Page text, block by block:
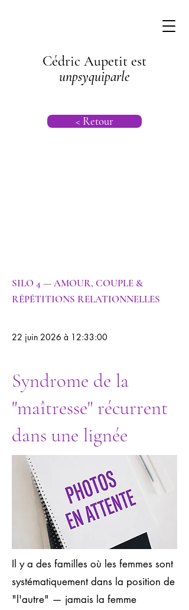
Cédric Aupetit est
unpsyquiparle
< Retour
SILO 4 — AMOUR, COUPLE &
RÉPÉTITIONS RELATIONNELLES
22 juin 2026 à 12:33:00
Syndrome de la
"maîtresse" récurrent
dans une lignée
Il y a des familles où les femmes sont
systématiquement dans la position de
"l'autre" — jamais la femme